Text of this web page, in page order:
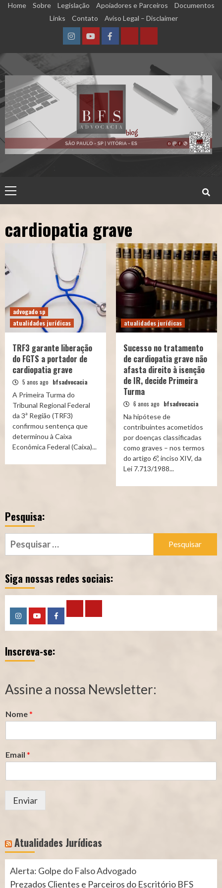
SkipHome Sobre Legislação Apoiadores e Parceiros
Documentos
Links
Contato Aviso Legal – Disclaimer
InstagramYouTubeFacebookCalculadora
Qualidade
de
Segurado
(INSS)
Calculadora
Tempo
de
Contribuição
Menu
cardiopatia grave
advogado sp
atualidades jurídicas
TRF3 garante liberação
do FGTS a portador de
cardiopatia grave
5 anos ago bfsadvocacia
A Primeira Turma do
Tribunal Regional Federal
da 3ª Região (TRF3)
confirmou sentença que
determinou à Caixa
Econômica Federal (Caixa)...
atualidades jurídicas
Sucesso no tratamento
de cardiopatia grave não
afasta direito à isenção
de IR, decide Primeira
Turma
6 anos ago bfsadvocacia
​Na hipótese de
contribuintes acometidos
por doenças classificadas
como graves – nos termos
do artigo 6º, inciso XIV, da
Lei 7.713/1988...
Pesquisa:
Pesquisar
por:
Siga nossas redes sociais:
InstagramYouTubeFacebook
Calculadora
–
Segurado
Calculadora
–
Contribuição
Inscreva-se:
Assine a nossa Newsletter:
Nome*
Email *
Enviar
Atualidades Jurídicas
Alerta: Golpe do Falso Advogado
Prezados Clientes e Parceiros do Escritório BFS